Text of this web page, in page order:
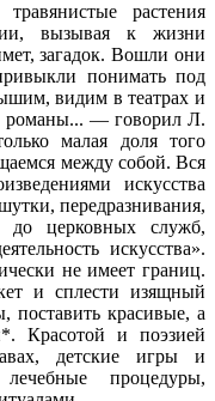
растения
вызывая к жизни
загадок. Вошли они
понимать под
видим в театрах и
романы... — говорил Л.
малая доля того
между собой. Вся
искусства
передразнивания,
церковных служб,
искусства».
не имеет границ.
и сплести изящный
поставить красивые, а
Красотой и поэзией
детские игры и
процедуры,